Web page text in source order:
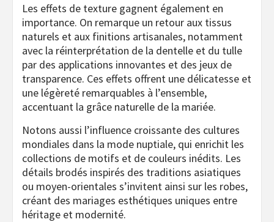
Les effets de texture gagnent également en
importance. On remarque un retour aux tissus
naturels et aux finitions artisanales, notamment
avec la réinterprétation de la dentelle et du tulle
par des applications innovantes et des jeux de
transparence. Ces effets offrent une délicatesse et
une légèreté remarquables à l’ensemble,
accentuant la grâce naturelle de la mariée.
Notons aussi l’influence croissante des cultures
mondiales dans la mode nuptiale, qui enrichit les
collections de motifs et de couleurs inédits. Les
détails brodés inspirés des traditions asiatiques
ou moyen-orientales s’invitent ainsi sur les robes,
créant des mariages esthétiques uniques entre
héritage et modernité.